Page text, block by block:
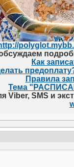
Как
Правила
Тема
Viber, SMS и